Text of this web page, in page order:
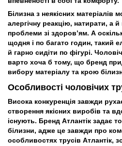
Білизна з неякісних матеріалів
алергічну реакцію, натирати, а й
проблеми зі здоров’ям. А
щодня і по багато годин, такий
й гарно сидіти по фігурі.
варто хоча б тому, що бренд
вибору матеріалу та крою
Особливості чоловічих
Висока конкуренція завжди
створення якісних виробів та
існують. Бренд Атлантік задає
білизни, адже це завжди про
особливостях трусів Атлантік,